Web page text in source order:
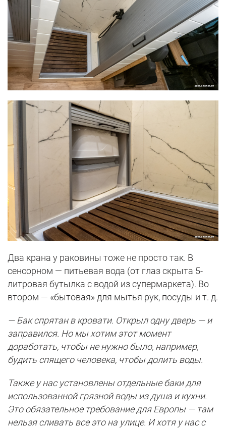
Два крана у раковины тоже не просто так. В
сенсорном — питьевая вода (от глаз скрыта 5-
литровая бутылка с водой из супермаркета). Во
втором — «бытовая» для мытья рук, посуды и т. д.
— Бак спрятан в кровати. Открыл одну дверь — и
заправился. Но мы хотим этот момент
доработать, чтобы не нужно было, например,
будить спящего человека, чтобы долить воды.
Также у нас установлены отдельные баки для
использованной грязной воды из душа и кухни.
Это обязательное требование для Европы — там
нельзя сливать все это на улице. И хотя у нас с